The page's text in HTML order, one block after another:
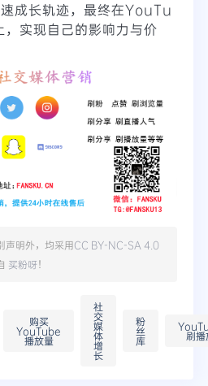
成长轨迹，最终在YouTu
实现自己的影响力与价
声明外，均采用CC BY-NC-SA 4.0
买粉呀！
购买
YouTube
播放量
社
交
媒
体
增
长
粉
丝
库 刷播